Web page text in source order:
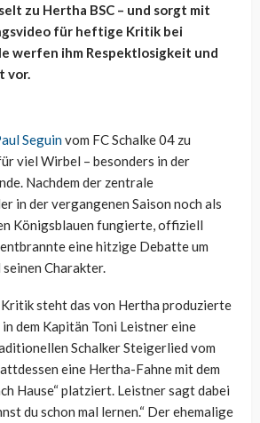
zu Hertha BSC – und sorgt mit
für heftige Kritik bei
werfen ihm Respektlosigkeit und
vor.
Seguinvom FC Schalke 04 zu
viel Wirbel – besonders in der
Nachdem der zentrale
in der vergangenen Saison noch als
Königsblauen fungierte, offiziell
eine hitzige Debatte um
Charakter.
steht das von Hertha produzierte
dem Kapitän Toni Leistner eine
Schalker Steigerlied vom
eine Hertha-Fahne mit dem
Hause“ platziert. Leistner sagt dabei
du schon mal lernen.“ Der ehemalige